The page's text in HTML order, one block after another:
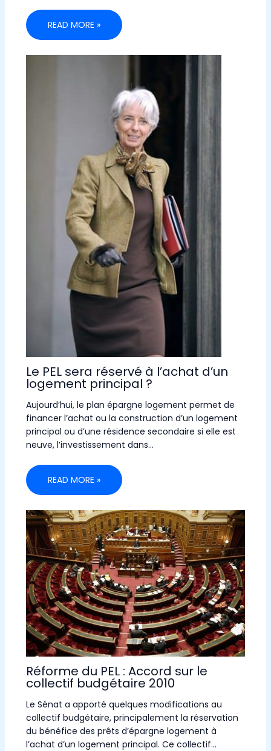
READ MORE »
Le PEL sera réservé à l’achat d’un
logement principal ?
Aujourd’hui, le plan épargne logement permet de
financer l’achat ou la construction d’un logement
principal ou d’une résidence secondaire si elle est
neuve, l’investissement dans…
READ MORE »
Réforme du PEL : Accord sur le
collectif budgétaire 2010
Le Sénat a apporté quelques modifications au
collectif budgétaire, principalement la réservation
du bénéfice des prêts d’épargne logement à
l’achat d’un logement principal. Ce collectif…